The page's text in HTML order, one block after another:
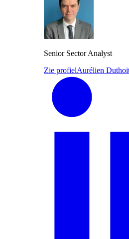
Senior Sector Analyst
Zie profielAurélien